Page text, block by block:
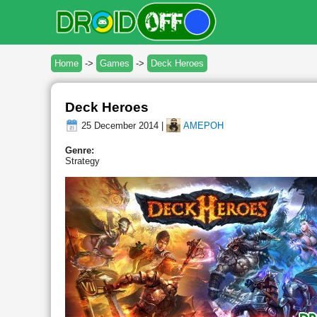
Home -> Games -> Deck Heroes
Deck Heroes
25 December 2014 | AMEPOH
Genre:
Strategy